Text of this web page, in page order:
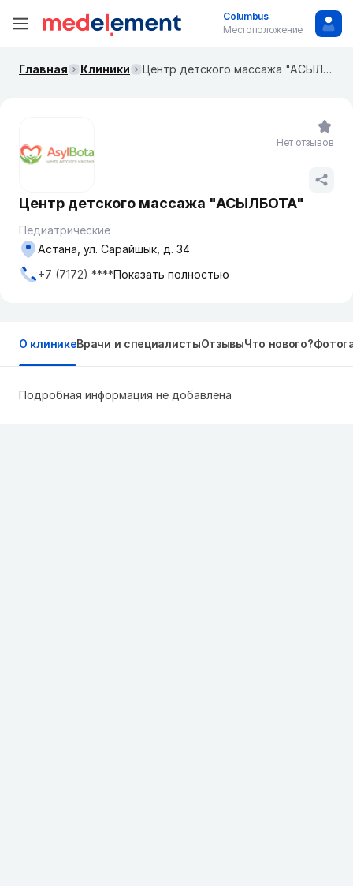
Columbus
Местоположение
Главная Клиники Центр детского массажа "АСЫЛБОТА"
Центр детского массажа "АСЫЛБОТА"
Педиатрические
Астана, ул. Сарайшык, д. 34
+7 (7172) ****Показать полностью
Нет отзывов
О клиникеВрачи и специалистыОтзывыЧто нового?
Подробная информация не добавлена